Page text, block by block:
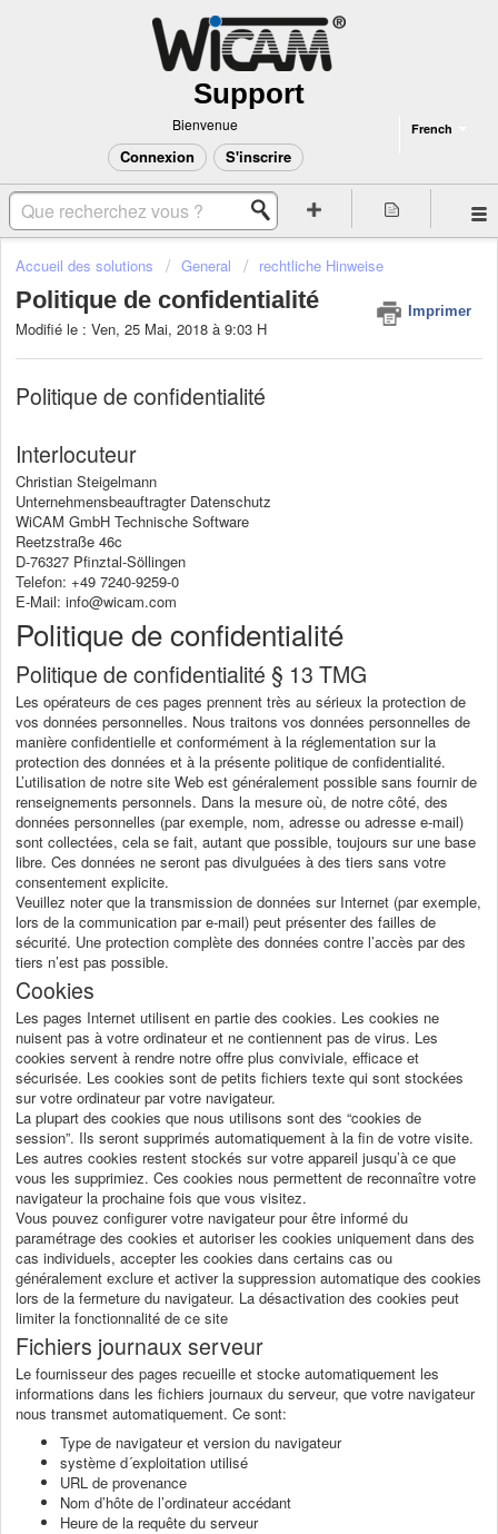
Support
French
Bienvenue
Connexion S'inscrire
Accueil des solutions General rechtliche Hinweise
Politique de confidentialité Imprimer
Modifié le : Ven, 25 Mai, 2018 à 9:03 H
Politique de confidentialité
Interlocuteur
Christian Steigelmann
Unternehmensbeauftragter Datenschutz
WiCAM GmbH Technische Software
Reetzstraße 46c
D-76327 Pfinztal-Söllingen
Telefon: +49 7240-9259-0
E-Mail: info@wicam.com
Politique de confidentialité
Politique de confidentialité § 13 TMG
Les opérateurs de ces pages prennent très au sérieux la protection de
vos données personnelles. Nous traitons vos données personnelles de
manière confidentielle et conformément à la réglementation sur la
protection des données et à la présente politique de confidentialité.
L’utilisation de notre site Web est généralement possible sans fournir de
renseignements personnels. Dans la mesure où, de notre côté, des
données personnelles (par exemple, nom, adresse ou adresse e-mail)
sont collectées, cela se fait, autant que possible, toujours sur une base
libre. Ces données ne seront pas divulguées à des tiers sans votre
consentement explicite.
Veuillez noter que la transmission de données sur Internet (par exemple,
lors de la communication par e-mail) peut présenter des failles de
sécurité. Une protection complète des données contre l’accès par des
tiers n’est pas possible.
Cookies
Les pages Internet utilisent en partie des cookies. Les cookies ne
nuisent pas à votre ordinateur et ne contiennent pas de virus. Les
cookies servent à rendre notre offre plus conviviale, efficace et
sécurisée. Les cookies sont de petits fichiers texte qui sont stockées
sur votre ordinateur par votre navigateur.
La plupart des cookies que nous utilisons sont des “cookies de
session”. Ils seront supprimés automatiquement à la fin de votre visite.
Les autres cookies restent stockés sur votre appareil jusqu’à ce que
vous les supprimiez. Ces cookies nous permettent de reconnaître votre
navigateur la prochaine fois que vous visitez.
Vous pouvez configurer votre navigateur pour être informé du
paramétrage des cookies et autoriser les cookies uniquement dans des
cas individuels, accepter les cookies dans certains cas ou
généralement exclure et activer la suppression automatique des cookies
lors de la fermeture du navigateur. La désactivation des cookies peut
limiter la fonctionnalité de ce site
Fichiers journaux serveur
Le fournisseur des pages recueille et stocke automatiquement les
informations dans les fichiers journaux du serveur, que votre navigateur
nous transmet automatiquement. Ce sont:
Type de navigateur et version du navigateur
système d´exploitation utilisé
URL de provenance
Nom d’hôte de l’ordinateur accédant
Heure de la requête du serveur